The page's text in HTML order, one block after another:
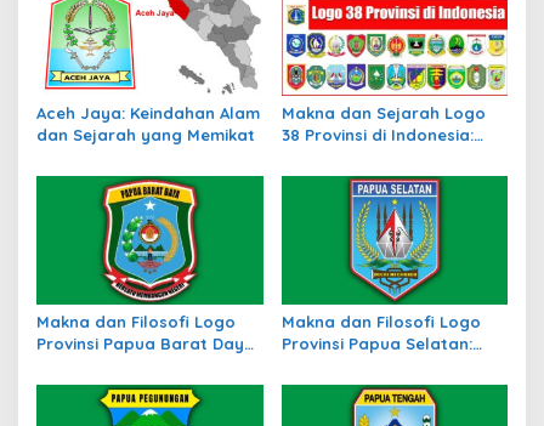
Aceh Jaya: Keindahan Alam
dan Sejarah yang Memikat
Makna dan Sejarah Logo
38 Provinsi di Indonesia:
Makna dan Filosofi Logo
Provinsi Papua Barat Daya:
Baru di Timur Indonesia
Makna dan Filosofi Logo
Provinsi Papua Selatan:
Papua